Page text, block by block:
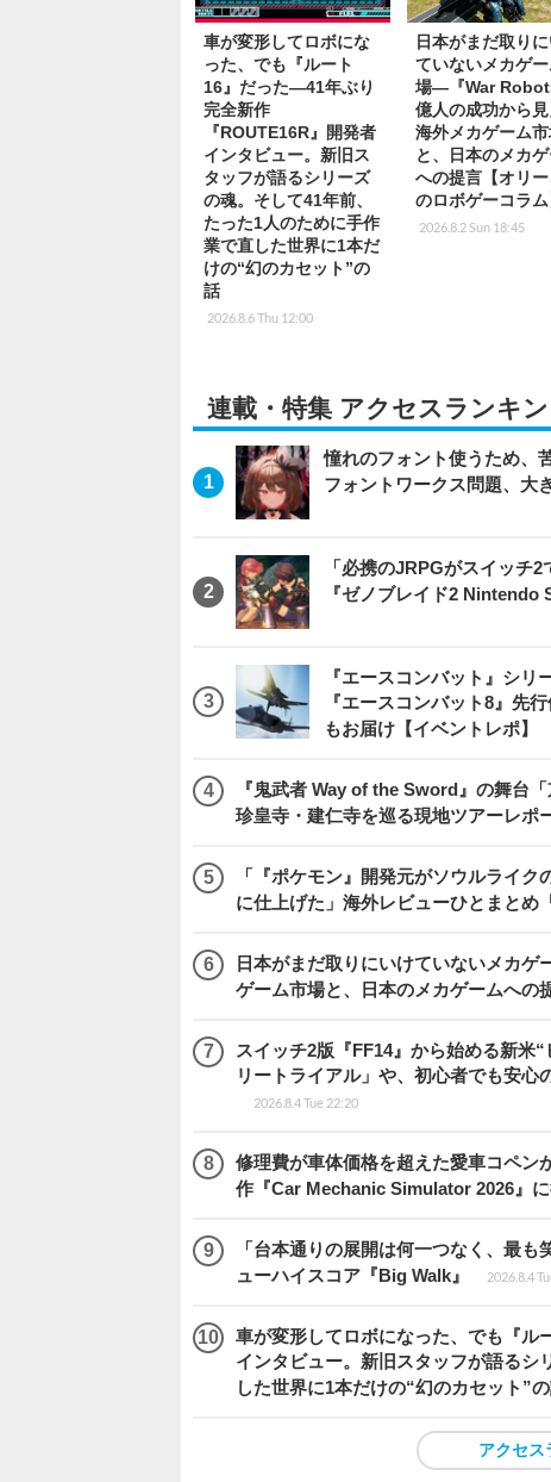
車が変形してロボにな
った、でも『ルート
16』だった―41年ぶり
完全新作
『ROUTE16R』開発者
インタビュー。新旧ス
タッフが語るシリーズ
の魂。そして41年前、
たった1人のために手作
業で直した世界に1本だ
けの“幻のカセット”の
話
2026.8.6 Thu 12:00
日本がまだ取り
ていないメカゲ
場―『War
億人の成功から
海外メカゲーム
と、日本のメカ
への提言【オリ
のロボゲーコラム
2026.8.2 Sun 18:45
連載・特集 アクセスランキ
憧れのフォント使うため、
フォントワークス問題、大
「必携のJRPGがスイッチ
『ゼノブレイド2 Nintendo
『エースコンバット』シ
『エースコンバット8』先
もお届け【イベントレポ】
『鬼武者 Way of the Sword』の舞台
珍皇寺・建仁寺を巡る現地ツアーレポ
「『ポケモン』開発元がソウルライ
に仕上げた」海外レビューひとまとめ
日本がまだ取りにいけていないメカ
ゲーム市場と、日本のメカゲームへの
スイッチ2版『FF14』から始める新米
リートライアル」や、初心者でも安心
2026.8.4 Tue 22:20
修理費が車体価格を超えた愛車コペン
作『Car Mechanic Simulator 2026』に
「台本通りの展開は何一つなく、最
ューハイスコア『Big Walk』
2026.8.4
車が変形してロボになった、でも『
インタビュー。新旧スタッフが語るシ
した世界に1本だけの“幻のカセット”
アクセス